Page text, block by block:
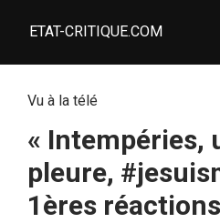
ETAT-CRITIQUE.COM
Vu à la télé
« Intempéries,
pleure,
1ères